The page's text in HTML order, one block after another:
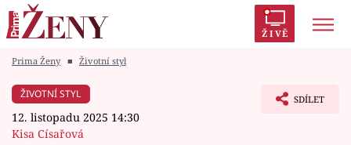
ŽIVĚ
Témata
Prima Ženy ■ Životní styl
ŽIVOTNÍ STYL
12. listopadu 2025 14:30
Kisa Císařová
SDÍLET